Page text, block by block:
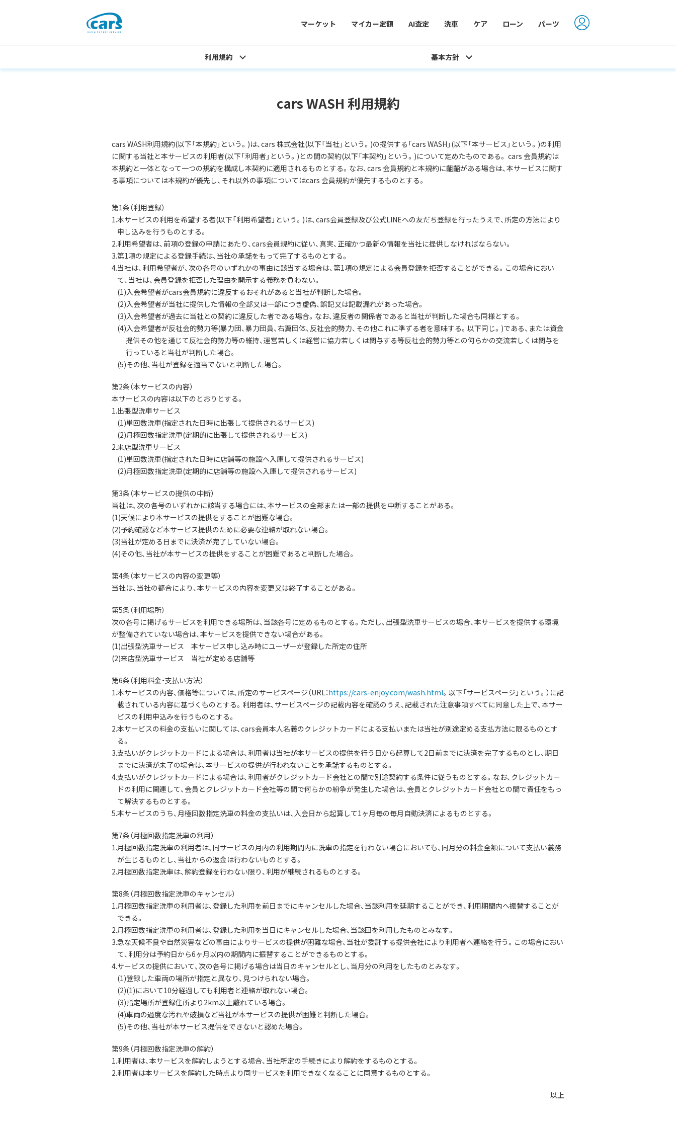
マーケット マイカー定額 AI査定 洗車 ケア ローン パーツ
利用規約 基本方針
cars WASH 利用規約
cars WASH利用規約(以下「本規約」という。)は、cars 株式会社(以下「当社」という。)の提供する「cars WASH」(以下「本サービス」という。)の利用
に関する当社と本サービスの利用者(以下「利用者」という。)との間の契約(以下「本契約」という。)について定めたものである。 cars 会員規約は
本規約と一体となって一つの規約を構成し本契約に適用されるものとする。なお、cars 会員規約と本規約に齟齬がある場合は、本サービスに関す
る事項については本規約が優先し、それ以外の事項についてはcars 会員規約が優先するものとする。
第1条（利用登録）
1.本サービスの利用を希望する者(以下「利用希望者」という。)は、cars会員登録及び公式LINEへの友だち登録を行ったうえで、所定の方法により
申し込みを行うものとする。
2.利用希望者は、前項の登録の申請にあたり、cars会員規約に従い、真実、正確かつ最新の情報を当社に提供しなければならない。
3.第1項の規定による登録手続は、当社の承諾をもって完了するものとする。
4.当社は、利用希望者が、次の各号のいずれかの事由に該当する場合は、第1項の規定による会員登録を拒否することができる。この場合におい
て、当社は、会員登録を拒否した理由を開示する義務を負わない。
(1)入会希望者がcars会員規約に違反するおそれがあると当社が判断した場合。
(2)入会希望者が当社に提供した情報の全部又は一部につき虚偽、誤記又は記載漏れがあった場合。
(3)入会希望者が過去に当社との契約に違反した者である場合。なお、違反者の関係者であると当社が判断した場合も同様とする。
(4)入会希望者が反社会的勢力等(暴力団、暴力団員、右翼団体、反社会的勢力、その他これに準ずる者を意味する。以下同じ。)である、または資金
提供その他を通じて反社会的勢力等の維持、運営若しくは経営に協力若しくは関与する等反社会的勢力等との何らかの交流若しくは関与を
行っていると当社が判断した場合。
(5)その他、当社が登録を適当でないと判断した場合。
第2条（本サービスの内容）
本サービスの内容は以下のとおりとする。
1.出張型洗車サービス
(1)単回数洗車(指定された日時に出張して提供されるサービス)
(2)月極回数指定洗車(定期的に出張して提供されるサービス)
2.来店型洗車サービス
(1)単回数洗車(指定された日時に店舗等の施設へ入庫して提供されるサービス)
(2)月極回数指定洗車(定期的に店舗等の施設へ入庫して提供されるサービス)
第3条（本サービスの提供の中断）
当社は、次の各号のいずれかに該当する場合には、本サービスの全部または一部の提供を中断することがある。
(1)天候により本サービスの提供をすることが困難な場合。
(2)予約確認など本サービス提供のために必要な連絡が取れない場合。
(3)当社が定める日までに決済が完了していない場合。
(4)その他、当社が本サービスの提供をすることが困難であると判断した場合。
第4条（本サービスの内容の変更等）
当社は、当社の都合により、本サービスの内容を変更又は終了することがある。
第5条（利用場所）
次の各号に掲げるサービスを利用できる場所は、当該各号に定めるものとする。ただし、出張型洗車サービスの場合、本サービスを提供する環境
が整備されていない場合は、本サービスを提供できない場合がある。
(1)出張型洗車サービス 本サービス申し込み時にユーザーが登録した所定の住所
(2)来店型洗車サービス 当社が定める店舗等
第6条（利用料金・支払い方法）
1.本サービスの内容、価格等については、所定のサービスページ（URL：https://cars-enjoy.com/wash.html。以下「サービスページ」という。）に記
載されている内容に基づくものとする。利用者は、サービスページの記載内容を確認のうえ、記載された注意事項すべてに同意した上で、本サー
ビスの利用申込みを行うものとする。
2.本サービスの料金の支払いに関しては、cars会員本人名義のクレジットカードによる支払いまたは当社が別途定める支払方法に限るものとす
る。
3.支払いがクレジットカードによる場合は、利用者は当社が本サービスの提供を行う日から起算して2日前までに決済を完了するものとし、期日
までに決済が未了の場合は、本サービスの提供が行われないことを承諾するものとする。
4.支払いがクレジットカードによる場合は、利用者がクレジットカード会社との間で別途契約する条件に従うものとする。なお、クレジットカー
ドの利用に関連して、会員とクレジットカード会社等の間で何らかの紛争が発生した場合は、会員とクレジットカード会社との間で責任をもっ
て解決するものとする。
5.本サービスのうち、月極回数指定洗車の料金の支払いは、入会日から起算して1ヶ月毎の毎月自動決済によるものとする。
第7条（月極回数指定洗車の利用）
1.月極回数指定洗車の利用者は、同サービスの月内の利用期間内に洗車の指定を行わない場合においても、同月分の料金全額について支払い義務
が生じるものとし、当社からの返金は行わないものとする。
2.月極回数指定洗車は、解約登録を行わない限り、利用が継続されるものとする。
第8条（月極回数指定洗車のキャンセル）
1.月極回数指定洗車の利用者は、登録した利用を前日までにキャンセルした場合、当該利用を延期することができ、利用期間内へ振替することが
できる。
2.月極回数指定洗車の利用者は、登録した利用を当日にキャンセルした場合、当該回を利用したものとみなす。
3.急な天候不良や自然災害などの事由によりサービスの提供が困難な場合、当社が委託する提供会社により利用者へ連絡を行う。この場合におい
て、利用分は予約日から6ヶ月以内の期間内に振替することができるものとする。
4.サービスの提供において、次の各号に掲げる場合は当日のキャンセルとし、当月分の利用をしたものとみなす。
(1)登録した車両の場所が指定と異なり、見つけられない場合。
(2)(1)において10分経過しても利用者と連絡が取れない場合。
(3)指定場所が登録住所より2km以上離れている場合。
(4)車両の過度な汚れや破損など当社が本サービスの提供が困難と判断した場合。
(5)その他、当社が本サービス提供をできないと認めた場合。
第9条（月極回数指定洗車の解約）
1.利用者は、本サービスを解約しようとする場合、当社所定の手続きにより解約をするものとする。
2.利用者は本サービスを解約した時点より同サービスを利用できなくなることに同意するものとする。
以上